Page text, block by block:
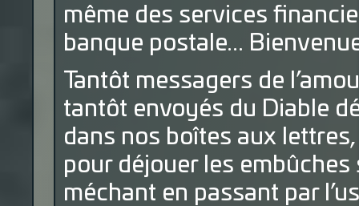
même des services
banque postale...
Tantôt messagers de
tantôt envoyés du Diable
dans nos boîtes aux
pour déjouer les
méchant en passant par